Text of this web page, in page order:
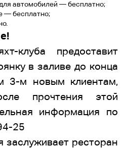
автомобилей — бесплатно;
— бесплатно;
клуба предоставит
в заливе до конца
3-м новым клиентам,
прочтения этой
информация по
25
заслуживает ресторан